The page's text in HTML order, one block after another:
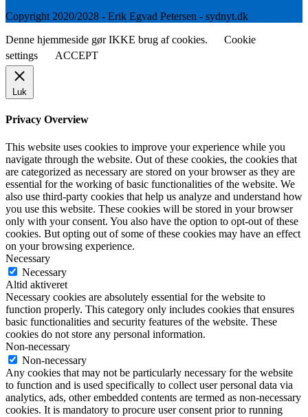
Copyright 2020/2028 - Erik Egvad Petersen - sydnyt.dk
Denne hjemmeside gør IKKE brug af cookies.
Cookie
settings
ACCEPT
Luk
Privacy Overview
This website uses cookies to improve your experience while you
navigate through the website. Out of these cookies, the cookies that
are categorized as necessary are stored on your browser as they are
essential for the working of basic functionalities of the website. We
also use third-party cookies that help us analyze and understand how
you use this website. These cookies will be stored in your browser
only with your consent. You also have the option to opt-out of these
cookies. But opting out of some of these cookies may have an effect
on your browsing experience.
Necessary
Necessary
Altid aktiveret
Necessary cookies are absolutely essential for the website to
function properly. This category only includes cookies that ensures
basic functionalities and security features of the website. These
cookies do not store any personal information.
Non-necessary
Non-necessary
Any cookies that may not be particularly necessary for the website
to function and is used specifically to collect user personal data via
analytics, ads, other embedded contents are termed as non-necessary
cookies. It is mandatory to procure user consent prior to running